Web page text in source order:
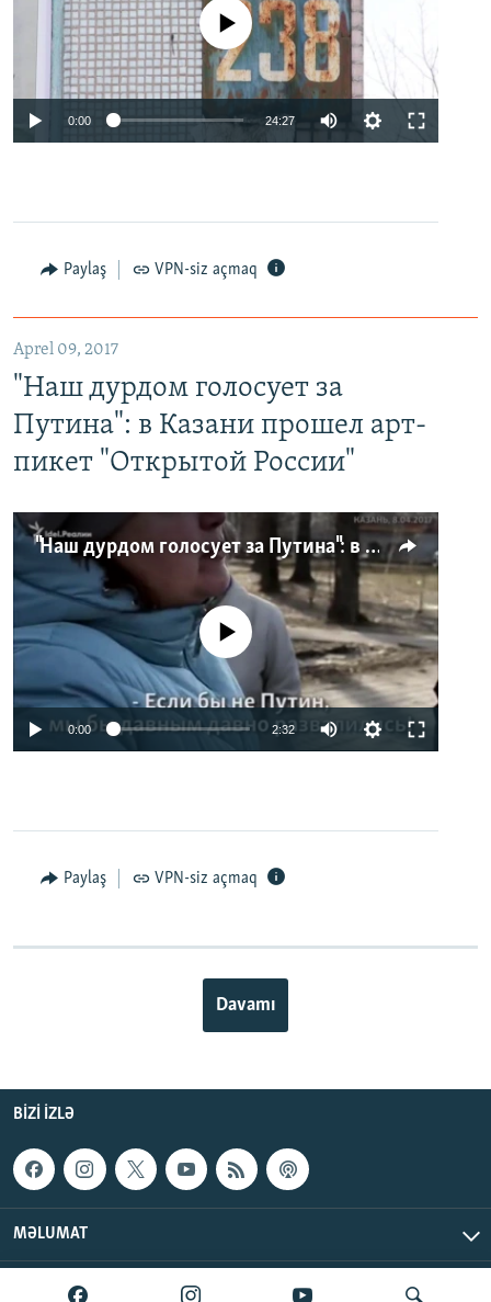
No media source currently available
0:00 24:27
Paylaş VPN-siz açmaq
Aprel 09, 2017
"Наш дурдом голосует за
Путина": в Казани прошел арт-
пикет "Открытой России"
"Наш дурдом голосует за Путина": в Казани прошел арт-пикет "Открытой России"
No media source currently available
0:00 2:32
Paylaş VPN-siz açmaq
Davamı
BIZI IZLƏ
MƏLUMAT
AzadlıqRadiosu © 2026 Inc. | Bütün hüquqlar qorunur